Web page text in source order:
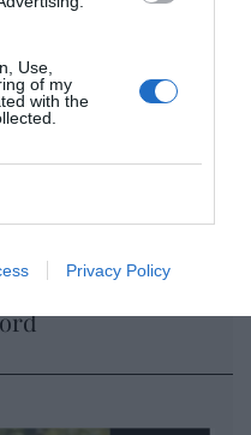
Use,
of my
with the
Privacy Policy
lo que importan
pierde dos pleitos
700.000
sigue
la sesión del